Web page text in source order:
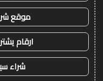
موقع
ارقام
شراء